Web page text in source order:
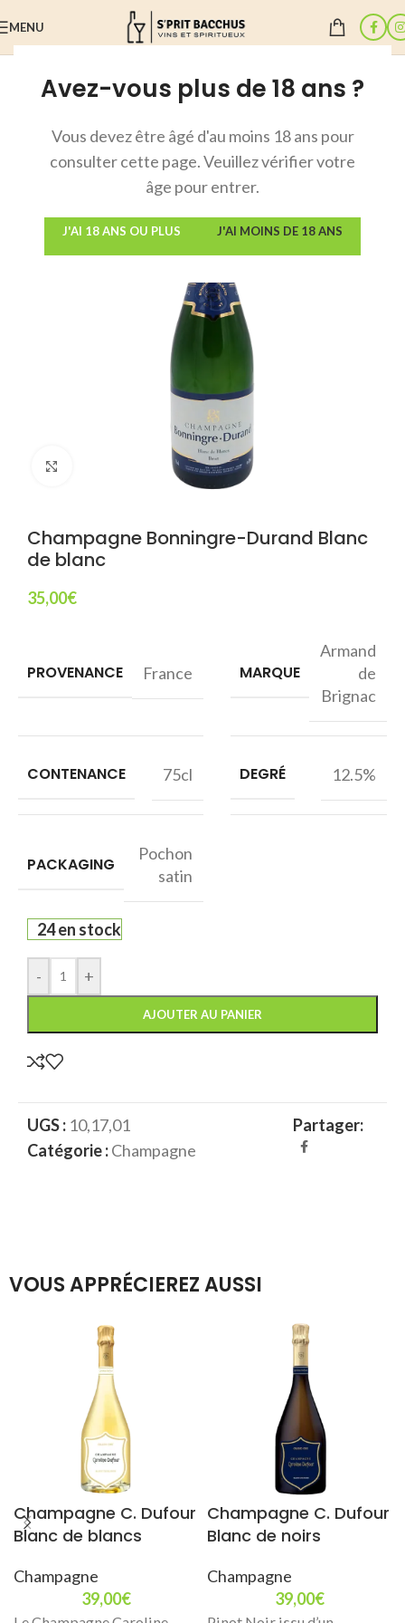
Avez-vous plus de 18 ans ?
Vous devez être âgé d'au moins 18 ans pour
consulter cette page. Veuillez vérifier votre
âge pour entrer.
J'AI 18 ANS OU PLUS J'AI MOINS DE 18 ANS
MENU
Accueil/Champagne
Champagne Bonningre-Durand Blanc
de blanc
35,00€
PROVENANCE France MARQUE
Armand
de
Brignac
CONTENANCE 75cl DEGRÉ 12.5%
PACKAGING
Pochon
satin
24 en stock
- +
AJOUTER AU PANIER
UGS : 10,17,01
Catégorie :Champagne
Partager:
VOUS APPRÉCIEREZ AUSSI
Champagne C. Dufour
Blanc de blancs
Champagne
39,00€
Champagne C. Dufour
Blanc de noirs
Champagne
39,00€